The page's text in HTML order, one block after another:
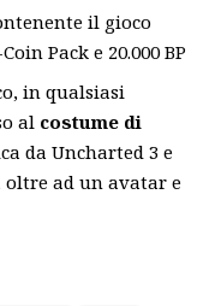
il gioco
Pack e 20.000 BP
in qualsiasi
al costume di
da Uncharted 3 e
oltre ad un avatar e